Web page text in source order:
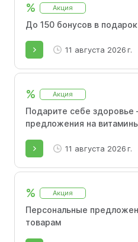
% Акция
До 150 бонусов в
11 августа 2026 г.
% Акция
Подарите себе здоровье
предложения на
11 августа 2026 г.
% Акция
Персональные
товарам